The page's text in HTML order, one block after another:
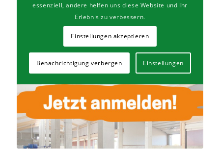
essenziell, andere helfen uns diese Website und Ihr
Erlebnis zu verbessern.
Einstellungen akzeptieren
Benachrichtigung verbergen Einstellungen